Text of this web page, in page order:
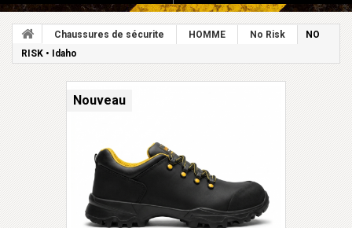
Chaussures de sécurite HOMME No Risk
NO
RISK • Idaho
Nouveau